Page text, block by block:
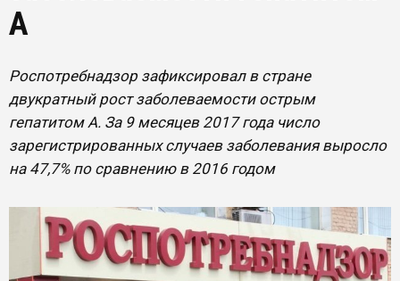
А
Роспотребнадзор зафиксировал в стране
двукратный рост заболеваемости острым
гепатитом А. За 9 месяцев 2017 года число
зарегистрированных случаев заболевания выросло
на 47,7% по сравнению в 2016 годом